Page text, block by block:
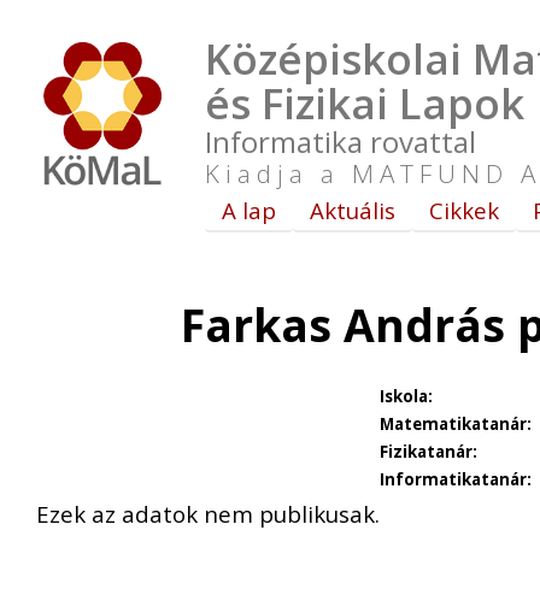
Középiskolai
és Fizikai Lapok
Informatika rovattal
Kiadja a MATFUND
A lap Aktuális Cikkek
Farkas András
Iskola:
Matematikatanár:
Fizikatanár:
Informatikatanár:
Ezek az adatok nem publikusak.